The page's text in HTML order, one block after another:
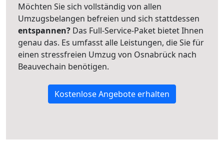
Möchten Sie sich vollständig von allen
Umzugsbelangen befreien und sich stattdessen
entspannen? Das Full-Service-Paket bietet Ihnen
genau das. Es umfasst alle Leistungen, die Sie für
einen stressfreien Umzug von Osnabrück nach
Beauvechain benötigen.
Kostenlose Angebote erhalten